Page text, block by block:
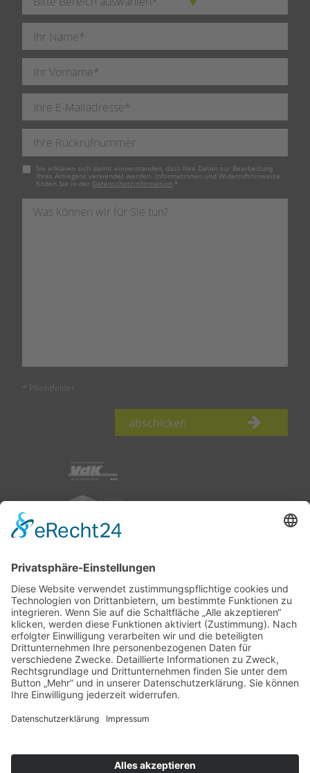
Pflichtfeld
Sie erklären sich damit einverstanden, dass Ihre Daten zur Bearbeitung
Ihres Anliegens verwendet werden. Informationen und Widerrufshinweise
finden Sie in der Datenschutzinformation *
* Pflichtfelder
abschicken
nach oben
Impressum|Datenschutz